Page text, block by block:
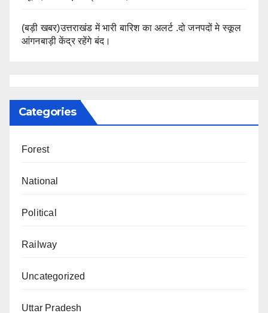
(बड़ी खबर)उत्तराखंड में भारी बारिश का अलर्ट .दो जनपदों मे स्कूल
आंगनबाड़ी केंद्र रहेंगे बंद।
Categories
Forest
National
Political
Railway
Uncategorized
Uttar Pradesh